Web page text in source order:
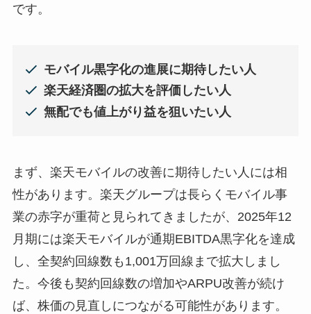
です。
モバイル黒字化の進展に期待したい人
楽天経済圏の拡大を評価したい人
無配でも値上がり益を狙いたい人
まず、楽天モバイルの改善に期待したい人には相
性があります。楽天グループは長らくモバイル事
業の赤字が重荷と見られてきましたが、2025年12
月期には楽天モバイルが通期EBITDA黒字化を達成
し、全契約回線数も1,001万回線まで拡大しまし
た。今後も契約回線数の増加やARPU改善が続け
ば、株価の見直しにつながる可能性があります。